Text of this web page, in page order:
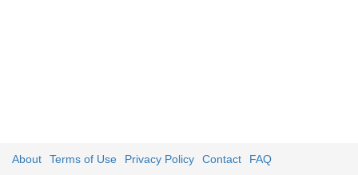
About Terms of Use Privacy Policy Contact FAQ